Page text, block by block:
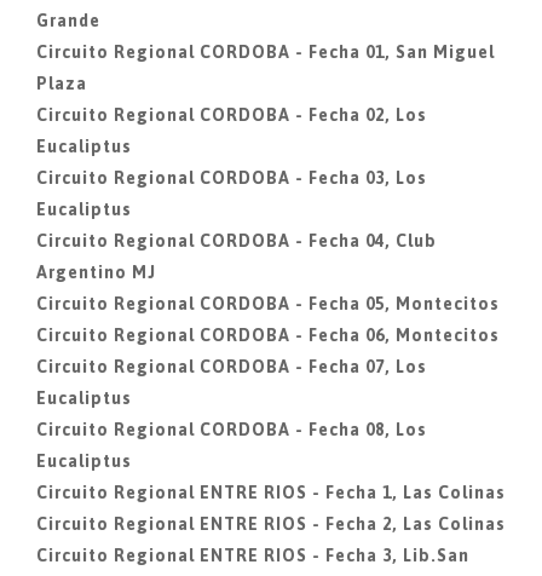
Grande
Circuito Regional CORDOBA - Fecha 01, San Miguel
Plaza
Circuito Regional CORDOBA - Fecha 02, Los
Eucaliptus
Circuito Regional CORDOBA - Fecha 03, Los
Eucaliptus
Circuito Regional CORDOBA - Fecha 04, Club
Argentino MJ
Circuito Regional CORDOBA - Fecha 05, Montecitos
Circuito Regional CORDOBA - Fecha 06, Montecitos
Circuito Regional CORDOBA - Fecha 07, Los
Eucaliptus
Circuito Regional CORDOBA - Fecha 08, Los
Eucaliptus
Circuito Regional ENTRE RIOS - Fecha 1, Las Colinas
Circuito Regional ENTRE RIOS - Fecha 2, Las Colinas
Circuito Regional ENTRE RIOS - Fecha 3, Lib.San